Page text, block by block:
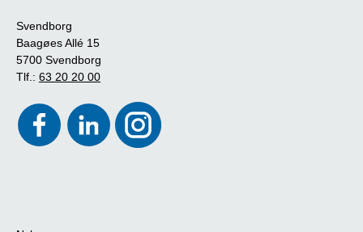
Svendborg
Baagøes Allé 15
5700 Svendborg
Tlf.: 63 20 20 00